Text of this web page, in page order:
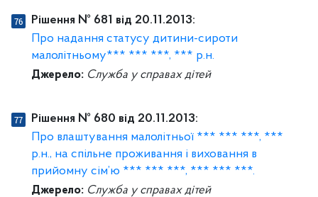
Рішення № 681 від 20.11.2013:
Про надання статусу дитини-сироти
малолітньому*** *** ***, *** р.н.
Джерело: Служба у справах дітей
Рішення № 680 від 20.11.2013:
Про влаштування малолітньої *** *** ***, ***
р.н., на спільне проживання і виховання в
прийомну сім’ю *** *** ***, *** *** ***.
Джерело: Служба у справах дітей